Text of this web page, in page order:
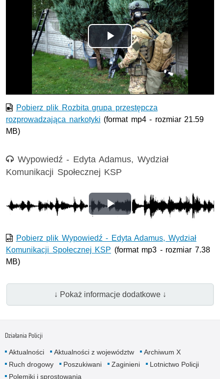
Odtwórz
wideo
Pobierz plik Rozbita grupa przestępcza
rozprowadzająca narkotyki (format mp4 - rozmiar 21.59
MB)
Nagranie audio
Wypowiedź - Edyta Adamus, Wydział
Komunikacji Społecznej KSP
Odtwórz
wideo
Pobierz plik Wypowiedź - Edyta Adamus, Wydział
Komunikacji Społecznej KSP (format mp3 - rozmiar 7.38
MB)
↓ Pokaż informacje dodatkowe ↓
Działania Policji
Aktualności Aktualności z województw
Archiwum X
Ruch drogowy
Poszukiwani Zaginieni
Lotnictwo Policji
Polemiki i sprostowania